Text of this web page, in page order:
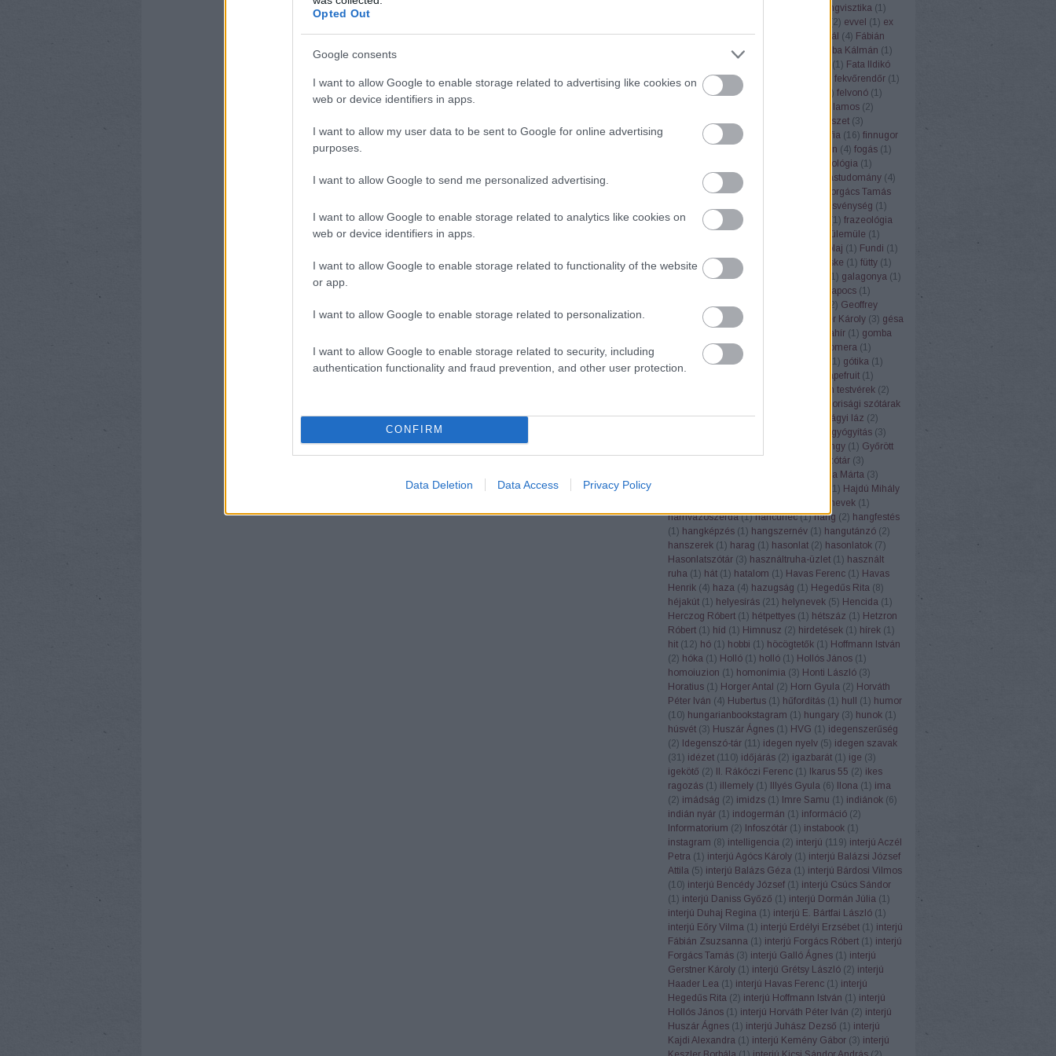
Opted Out
Google consents
I want to allow Google to enable storage related to advertising like cookies on
web or device identifiers in apps.
I want to allow my user data to be sent to Google for online advertising
purposes.
I want to allow Google to send me personalized advertising.
I want to allow Google to enable storage related to analytics like cookies on
web or device identifiers in apps.
I want to allow Google to enable storage related to functionality of the website
or app.
I want to allow Google to enable storage related to personalization.
I want to allow Google to enable storage related to security, including
authentication functionality and fraud prevention, and other user protection.
CONFIRM
Data Deletion Data Access Privacy Policy
eurolingvisztika (1)
(2) evvel (1) ex
libris (1) Ezópus (2) ezzel Fábián Pál (4) Fábián
fagyi Faluba Kálmán (1)
(1) Fata Ildikó
(2 ) fazék (1) fehér gólya fekvőrendőr (1)
(2) felelősség ) felvonó (1)
fényvillamos (2)
Ferenc pápa (1) festészet (3)
fideszburger
fíling filozófia (16) finnugor
főbűn (4) fogás (1)
fonológia (1)
fonoszemantika
(1 fordítástudomány (4)
Fordítókalauz (1)
Forgács Tamás
fösvénység (1)
frájer
) franc (1) frazeológia
fülemüle (1)
fülolaj (1) Fundi (1)
funkcionalizmus ( füsti fecske (1) fütty (1)
füttybeszéd (1) füttynelv 1) galagonya (1)
gemkapocs (1)
genderelmélet (1 2) Geoffrey
Chaucer
germanizmus Gerstner Károly (3) gésa
gólyahír (1) gomba
gombanevek ( Gomera (1)
Google
(1) górugrány 1) gótika (1)
grapefruit (1)
Grimm testvérek (2)
gyakorisági szótárak
(1) gyász (6) gyereknyelv gyermekágyi láz (2)
gyógyítás (3)
gyöngy (1) Győrött
gyümölcsnévszótár (3)
H. Varga Márta (3)
1) Hajdú Mihály
halnevek (1)
hamvazószerda (1) hancúrléc (1) hang (2) hangfestés
(1) hangképzés (1) hangszernév (1) hangutánzó (2)
hanszerek (1) harag (1) hasonlat (2) hasonlatok (7)
Hasonlatszótár (3) használtruha-üzlet (1) használt
ruha (1) hát (1) hatalom (1) Havas Ferenc (1) Havas
Henrik (4) haza (4) hazugság (1) Hegedűs Rita (8)
héjakút (1) helyesírás (21) helynevek (5) Hencida (1)
Herczog Róbert (1) hétpettyes (1) hétszáz (1) Hetzron
Róbert (1) híd (1) Himnusz (2) hirdetések (1) hírek (1)
hit (12) hó (1) hobbi (1) höcögtetők (1) Hoffmann István
(2) hóka (1) Holló (1) holló (1) Hollós János (1)
homoiuzion (1) homonímia (3) Honti László (3)
Horatius (1) Horger Antal (2) Horn Gyula (2) Horváth
Péter Iván (4) Hubertus (1) hűfordítás (1) hull (1) humor
(10) hungarianbookstagram (1) hungary (3) hunok (1)
húsvét (3) Huszár Ágnes (1) HVG (1) idegenszerűség
(2) Idegenszó-tár (11) idegen nyelv (5) idegen szavak
(31) idézet (110) időjárás (2) igazbarát (1) ige (3)
igekötő (2) II. Rákóczi Ferenc (1) Ikarus 55 (2) ikes
ragozás (1) illemely (1) Illyés Gyula (6) Ilona (1) ima
(2) imádság (2) imidzs (1) Imre Samu (1) indiánok (6)
indián nyár (1) indogermán (1) információ (2)
Informatorium (2) Infoszótár (1) instabook (1)
instagram (8) intelligencia (2) interjú (119) interjú Aczél
Petra (1) interjú Agócs Károly (1) interjú Balázsi József
Attila (5) interjú Balázs Géza (1) interjú Bárdosi Vilmos
(10) interjú Bencédy József (1) interjú Csúcs Sándor
(1) interjú Daniss Győző (1) interjú Dormán Júlia (1)
interjú Duhaj Regina (1) interjú E. Bártfai László (1)
interjú Eőry Vilma (1) interjú Erdélyi Erzsébet (1) interjú
Fábián Zsuzsanna (1) interjú Forgács Róbert (1) interjú
Forgács Tamás (3) interjú Galló Ágnes (1) interjú
Gerstner Károly (1) interjú Grétsy László (2) interjú
Haader Lea (1) interjú Havas Ferenc (1) interjú
Hegedűs Rita (2) interjú Hoffmann István (1) interjú
Hollós János (1) interjú Horváth Péter Iván (2) interjú
Huszár Ágnes (1) interjú Juhász Dezső (1) interjú
Kajdi Alexandra (1) interjú Kemény Gábor (3) interjú